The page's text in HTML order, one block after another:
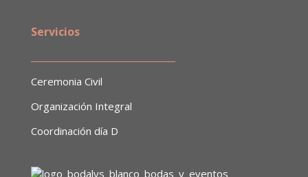
Servicios
Ceremonia Civil
Organización Integral
Coordinación día D